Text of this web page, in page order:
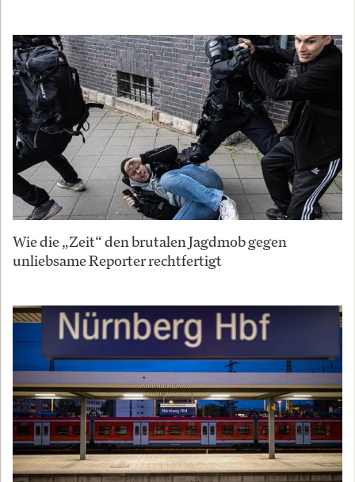
Wie die „Zeit“ den brutalen Jagdmob gegen
unliebsame Reporter rechtfertigt